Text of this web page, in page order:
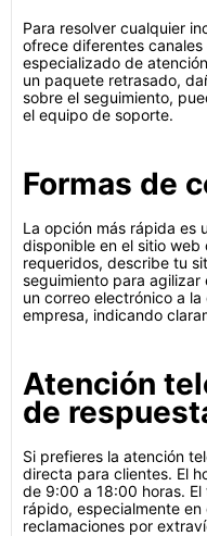
Para resolver cualquier
ofrece diferentes
especializado de
un paquete retrasado,
sobre el seguimiento,
el equipo de soporte.
Formas de
La opción más rápida es
disponible en el sitio
requeridos, describe tu
seguimiento para agilizar
un correo electrónico a
empresa, indicando
Atención
de
Si prefieres la atención
directa para clientes. El
de 9:00 a 18:00 horas.
rápido, especialmente
reclamaciones por